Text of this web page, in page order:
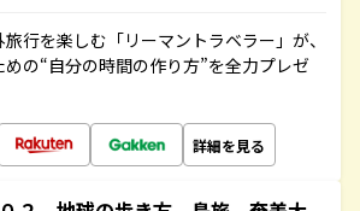
行を楽しむ「リーマントラベラー」が、
の“自分の時間の作り方”を全力プレゼ
詳細を見る